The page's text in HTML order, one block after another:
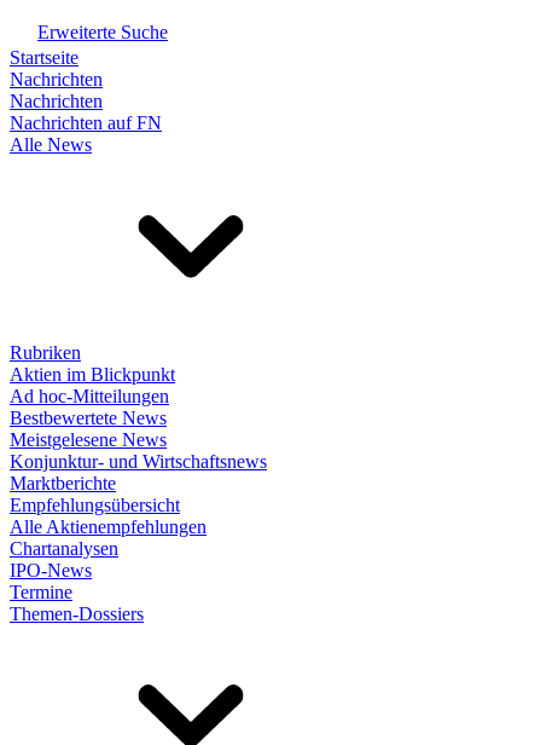
Erweiterte Suche
Startseite
Nachrichten
Nachrichten
Nachrichten auf FN
Alle News
Rubriken
Aktien im Blickpunkt
Ad hoc-Mitteilungen
Bestbewertete News
Meistgelesene News
Konjunktur- und Wirtschaftsnews
Marktberichte
Empfehlungsübersicht
Alle Aktienempfehlungen
Chartanalysen
IPO-News
Termine
Themen-Dossiers